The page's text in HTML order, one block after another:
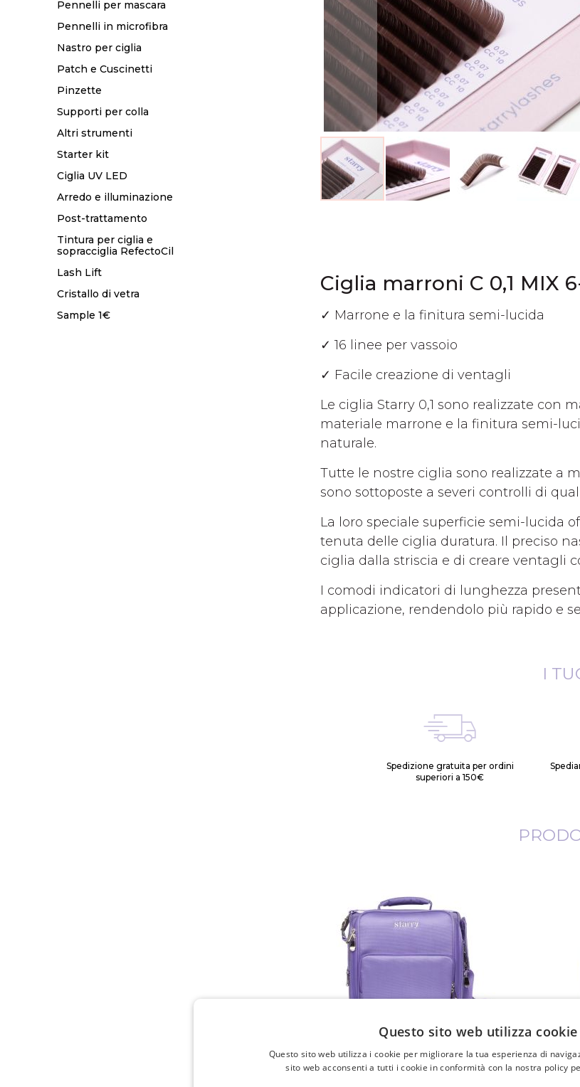
Pennelli per mascara
Pennelli in microfibra
Nastro per ciglia
Patch e Cuscinetti
Pinzette
Supporti per colla
Altri strumenti
Starter kit
Ciglia UV LED
Arredo e illuminazione
Post-trattamento
Tintura per ciglia e
sopracciglia RefectoCil
Lash Lift
Cristallo di vetra
Sample 1€
di
immagini
Ciglia marroni C 0,1 MIX
✓ Marrone e la finitura semi-lucida
✓ 16 linee per vassoio
✓ Facile creazione di ventagli
Le ciglia Starry 0,1 sono realizzate con
materiale marrone e la finitura semi-
naturale.
Tutte le nostre ciglia sono realizzate a
sono sottoposte a severi controlli di
La loro speciale superficie semi-lucida
tenuta delle ciglia duratura. Il preciso
ciglia dalla striscia e di creare ventagli
I comodi indicatori di lunghezza
applicazione, rendendolo più rapido e
I
Spedizione gratuita per ordini
superiori a 150€
Borsa per cosmetici per estetiste Colla
Questo sito web utilizza cookie
Questo sito web utilizza i cookie per migliorare la tua esperienza di
sito web acconsenti a tutti i cookie in conformità con la nostra policy